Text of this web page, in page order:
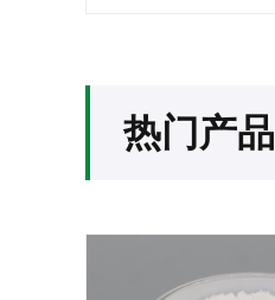
热门产品